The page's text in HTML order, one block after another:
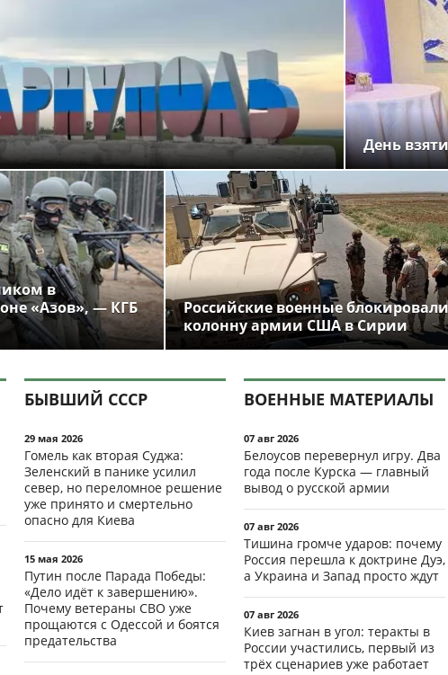
День
в
«Азов», — КГБ
Российские военные блокировали
колонну армии США в Сирии
БЫВШИЙ СССР
29 мая 2026
Гомель как вторая Суджа:
Зеленский в панике усилил
север, но переломное решение
уже принято и смертельно
опасно для Киева
15 мая 2026
Путин после Парада Победы:
«Дело идёт к завершению».
Почему ветераны СВО уже
прощаются с Одессой и боятся
предательства
ВОЕННЫЕ МАТЕРИАЛЫ
07 авг 2026
Белоусов перевернул игру. Два
года после Курска — главный
вывод о русской армии
07 авг 2026
Тишина громче ударов: почему
Россия перешла к доктрине Дуэ,
а Украина и Запад просто ждут
07 авг 2026
Киев загнан в угол: теракты в
России участились, первый из
трёх сценариев уже работает